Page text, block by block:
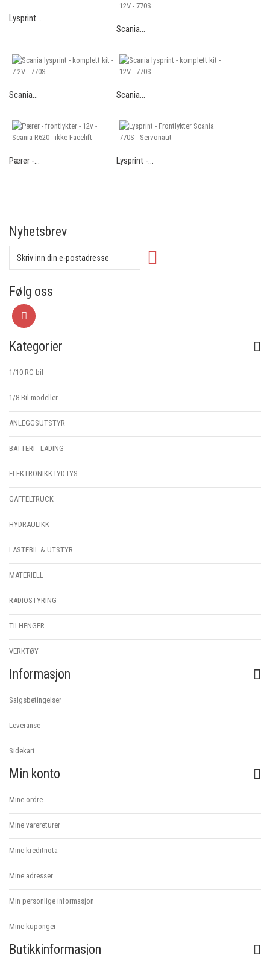
Lysprint...
Scania...
Scania... Scania...
Pærer -... Lysprint -...
Nyhetsbrev
Følg oss
Kategorier
1/10 RC bil
1/8 Bil-modeller
ANLEGGSUTSTYR
BATTERI - LADING
ELEKTRONIKK-LYD-LYS
GAFFELTRUCK
HYDRAULIKK
LASTEBIL & UTSTYR
MATERIELL
RADIOSTYRING
TILHENGER
VERKTØY
Informasjon
Salgsbetingelser
Leveranse
Sidekart
Min konto
Mine ordre
Mine varereturer
Mine kreditnota
Mine adresser
Min personlige informasjon
Mine kuponger
Butikkinformasjon